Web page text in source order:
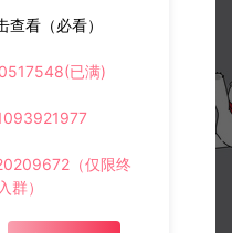
查看（必看）
已满)
（仅限终
群）